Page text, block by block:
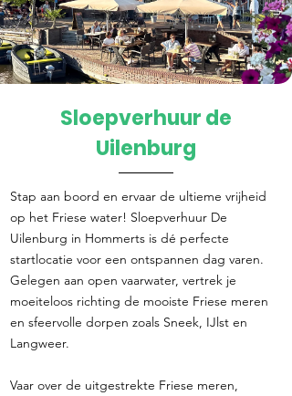
Direct reserveren
Sloepverhuur de
Uilenburg
Stap aan boord en ervaar de ultieme vrijheid
op het Friese water! Sloepverhuur De
Uilenburg in Hommerts is dé perfecte
startlocatie voor een ontspannen dag varen.
Gelegen aan open vaarwater, vertrek je
moeiteloos richting de mooiste Friese meren
en sfeervolle dorpen zoals Sneek, IJlst en
Langweer.
Vaar over de uitgestrekte Friese meren,